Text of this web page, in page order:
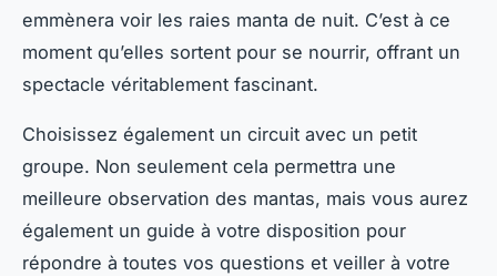
emmènera voir les raies manta de nuit. C’est à ce
moment qu’elles sortent pour se nourrir, offrant un
spectacle véritablement fascinant.
Choisissez également un circuit avec un petit
groupe. Non seulement cela permettra une
meilleure observation des mantas, mais vous aurez
également un guide à votre disposition pour
répondre à toutes vos questions et veiller à votre